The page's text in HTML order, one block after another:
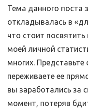
Тема данного поста
откладывалась в
что стоит
моей личной
многих.
переживаете ее
вы заработались за
момент, потеряв